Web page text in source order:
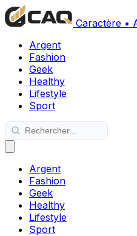
Caractère •
Argent
Fashion
Geek
Healthy
Lifestyle
Sport
Argent
Fashion
Geek
Healthy
Lifestyle
Sport